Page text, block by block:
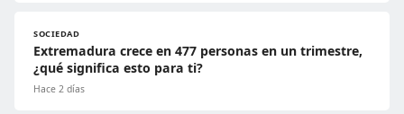
SOCIEDAD
Extremadura crece en 477 personas en un trimestre,
¿qué significa esto para ti?
Hace 2 días